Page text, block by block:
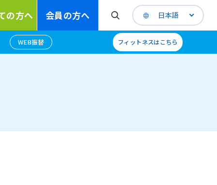
の方へ 会員の方へ 日本語
WEB振替 フィットネスはこちら